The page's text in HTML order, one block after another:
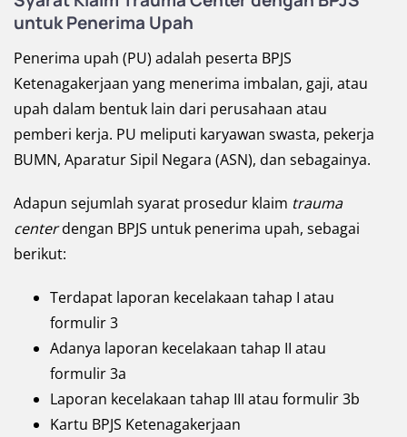
untuk Penerima Upah
Penerima upah (PU) adalah peserta BPJS
Ketenagakerjaan yang menerima imbalan, gaji, atau
upah dalam bentuk lain dari perusahaan atau
pemberi kerja. PU meliputi karyawan swasta, pekerja
BUMN, Aparatur Sipil Negara (ASN), dan sebagainya.
Adapun sejumlah syarat prosedur klaim trauma
centerdengan BPJS untuk penerima upah, sebagai
berikut:
Terdapat laporan kecelakaan tahap I atau
formulir 3
Adanya laporan kecelakaan tahap II atau
formulir 3a
Laporan kecelakaan tahap III atau formulir 3b
Kartu BPJS Ketenagakerjaan